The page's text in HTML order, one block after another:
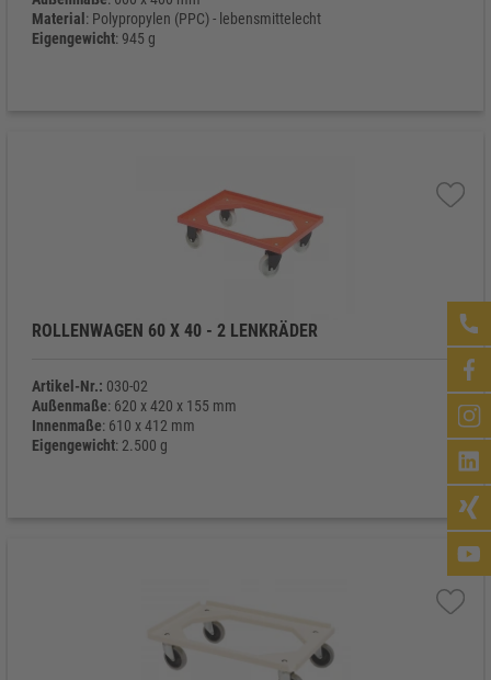
Material : Polypropylen (PPC) - lebensmittelecht
Eigengewicht: 945 g
ROLLENWAGEN 60 X 40 - 2 LENKRÄDER
Artikel-Nr.: 030-02
Außenmaße: 620 x 420 x 155 mm
Innenmaße: 610 x 412 mm
Eigengewicht: 2.500 g